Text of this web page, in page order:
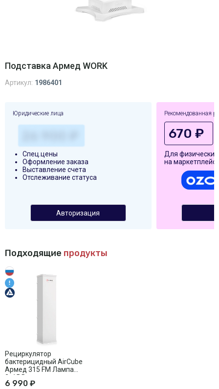
Подставка Армед WORK
Артикул: 1986401
Юридические лица
Спец.цены
Оформление заказа
Выставление счета
Отслеживание статуса
Авторизация
Рекомендованная
670 ₽
Для
на
Подходящие продукты
Рециркулятор
бактерицидный AirCube
Армед 315 FM Лампа
3х15 Вт
6 990 ₽